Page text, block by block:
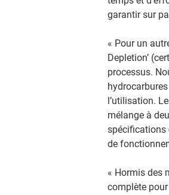
garantir sur
« Pour un
Depletion’
processus.
l’utilisation.
mélange à
spécifications
de
« Hormis des
complète